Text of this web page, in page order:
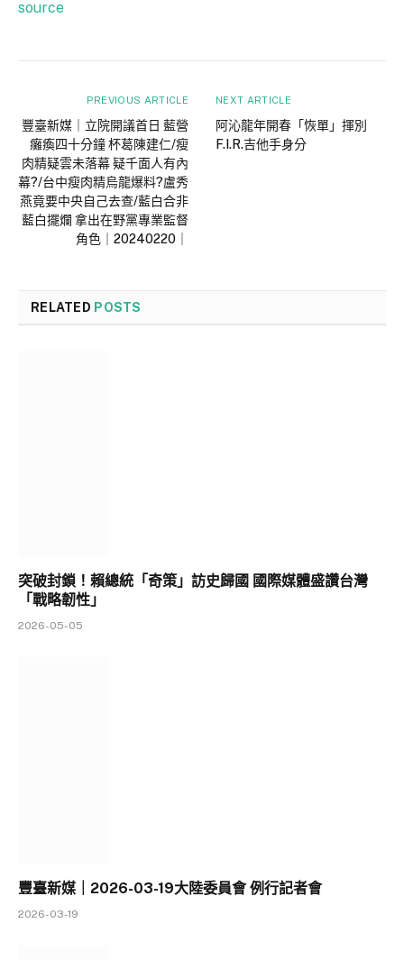
source
PREVIOUS ARTICLE
豐臺新媒｜立院開議首日 藍營
癱瘓四十分鐘 杯葛陳建仁/瘦
肉精疑雲未落幕 疑千面人有內
幕?/台中瘦肉精烏龍爆料?盧秀
燕竟要中央自己去查/藍白合非
藍白擺爛 拿出在野黨專業監督
角色｜20240220｜
NEXT ARTICLE
阿沁龍年開春「恢單」揮別
F.I.R.吉他手身分
RELATED POSTS
突破封鎖！賴總統「奇策」訪史歸國 國際媒體盛讚台灣
「戰略韌性」
2026-05-05
豐臺新媒｜2026-03-19大陸委員會 例行記者會
2026-03-19